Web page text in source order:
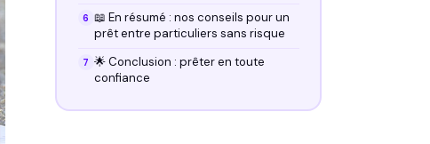
📖 En résumé : nos conseils pour un
prêt entre particuliers sans risque
🌟 Conclusion : prêter en toute
confiance